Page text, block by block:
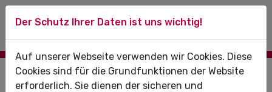
16.09.2021
Der Schutz Ihrer Daten ist uns wichtig!
Auf unserer Webseite verwenden wir Cookies. Diese
Cookies sind für die Grundfunktionen der Website
erforderlich. Sie dienen der sicheren und